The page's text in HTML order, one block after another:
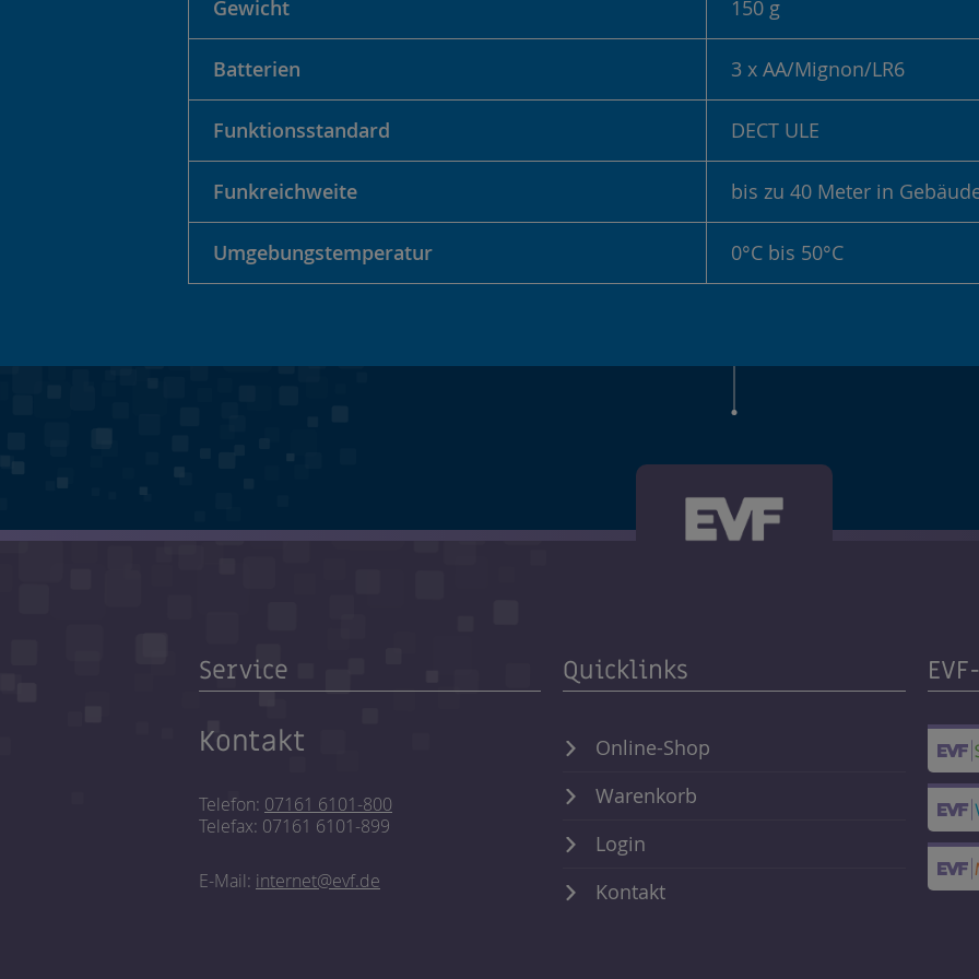
Gewicht 150 g
Batterien 3 x AA/Mignon/LR6
Funktionsstandard DECT ULE
Funkreichweite bis zu 40 Meter in
Umgebungstemperatur 0°C bis 50°C
Service
Kontakt
Telefon: 07161 6101-800
Telefax: 07161 6101-899
E-Mail: internet@evf.de
Quicklinks
Online-Shop
Warenkorb
Login
Kontakt